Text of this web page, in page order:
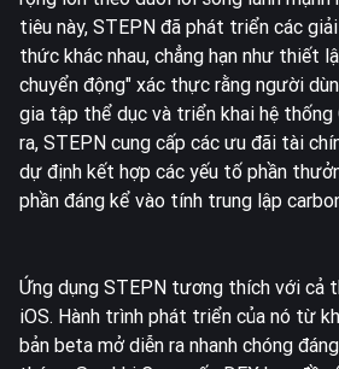
tiêu này, STEPN đã phát triển các
thức khác nhau, chẳng hạn như thiết
chuyển động" xác thực rằng người
gia tập thể dục và triển khai hệ thống
ra, STEPN cung cấp các ưu đãi tài
dự định kết hợp các yếu tố phần
phần đáng kể vào tính trung lập
Ứng dụng STEPN tương thích với cả
iOS. Hành trình phát triển của nó từ
bản beta mở diễn ra nhanh chóng